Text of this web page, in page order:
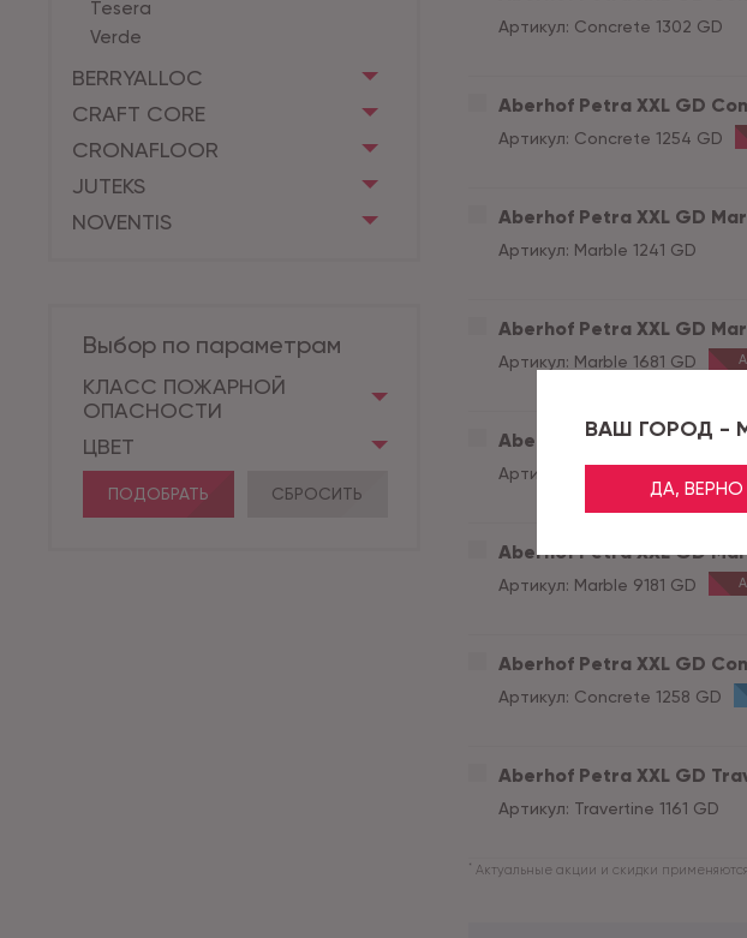
ВАШ ГОРОД -
ДА, ВЕРНО
Tesera
Verde
BERRYALLOC
CRAFT CORE
CRONAFLOOR
JUTEKS
NOVENTIS
Выбор по параметрам
КЛАСС ПОЖАРНОЙ
ОПАСНОСТИ
ЦВЕТ
ПОДОБРАТЬ СБРОСИТЬ
Артикул: Concrete 1302 GD
Aberhof Petra XXL GD
Артикул: Concrete 1254 GD
Aberhof Petra XXL GD
Артикул: Marble 1241 GD
Aberhof Petra XXL GD
Артикул: Marble 1681 GD
Aberhof Petra XXL GD
Артикул:
Aberhof Petra XXL GD
Артикул: Marble 9181 GD
Aberhof Petra XXL GD
Артикул: Concrete 1258 GD
Aberhof Petra XXL GD
Артикул: Travertine 1161 GD
* Актуальные акции и скидки